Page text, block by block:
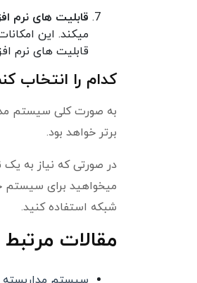
قابلیت های نرم
میکند. این
قابلیت های نرم
کدام را انتخاب
به صورت کلی سیستم
برتر خواهد بود.
در صورتی که نیاز به
میخواهید برای سیستم
شبکه استفاده کنید.
مقالات مرتبط